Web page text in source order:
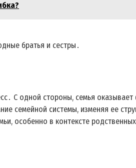
братья и сестры․
С одной стороны, семья
семейной системы, изменяя ее
особенно в контексте